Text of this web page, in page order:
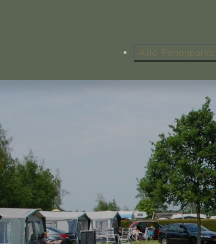
Alle Ferienparks